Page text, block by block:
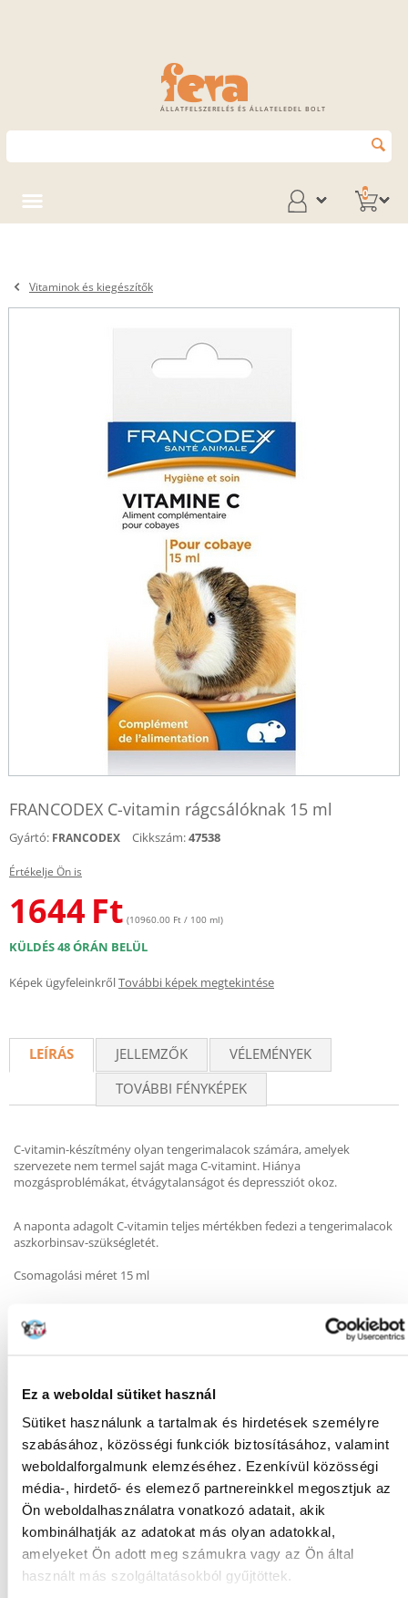
Ez a weboldal sütiket használ
Sütiket használunk a tartalmak és hirdetések személyre
szabásához, közösségi funkciók biztosításához, valamint
weboldalforgalmunk elemzéséhez. Ezenkívül közösségi
média-, hirdető- és elemező partnereinkkel megosztjuk az
Ön weboldalhasználatra vonatkozó adatait, akik
kombinálhatják az adatokat más olyan adatokkal,
amelyeket Ön adott meg számukra vagy az Ön által
használt más szolgáltatásokból gyűjtöttek.
ÁLLATFELSZERELÉS ÉS ÁLLATELEDEL BOLT
0
Vitaminok és kiegészítők
FRANCODEX C-vitamin rágcsálóknak 15 ml
Gyártó: FRANCODEX Cikkszám:47538
Értékelje Ön is
1644 Ft (10960.00 Ft / 100 ml)
KÜLDÉS 48 ÓRÁN BELÜL
Képek ügyfeleinkrőlTovábbi képek megtekintése
LEÍRÁS JELLEMZŐK
VÉLEMÉNYEK
TOVÁBBI FÉNYKÉPEK
C-vitamin-készítmény olyan tengerimalacok számára, amelyek
szervezete nem termel saját maga C-vitamint. Hiánya
mozgásproblémákat, étvágytalanságot és depressziót okoz.
A naponta adagolt C-vitamin teljes mértékben fedezi a tengerimalacok
aszkorbinsav-szükségletét.
Csomagolási méret 15 ml
Gyakori Kérdések (GYIK)
Tulajdonságok
KAPACITÁS (ML): 15
FRANCODEX